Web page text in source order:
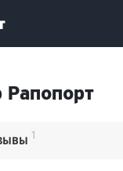
Рапопорт
1